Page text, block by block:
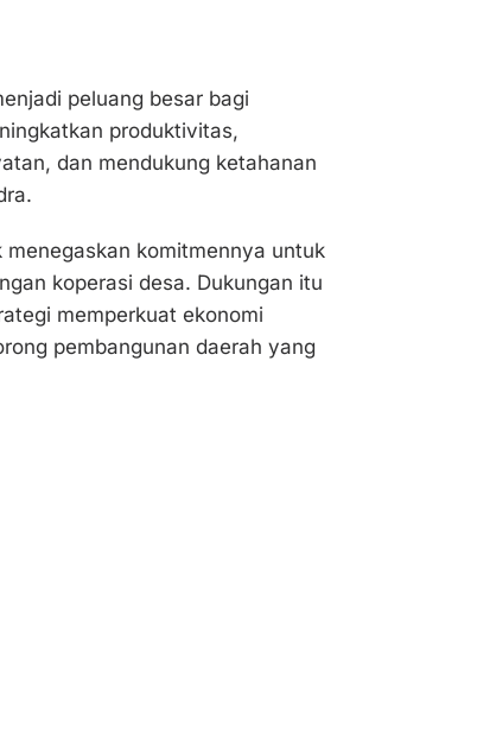
peluang besar bagi
produktivitas,
dan mendukung ketahanan
menegaskan komitmennya untuk
koperasi desa. Dukungan itu
memperkuat ekonomi
pembangunan daerah yang